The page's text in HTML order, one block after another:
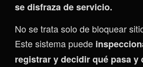
se disfraza de servicio.
No se trata solo de bloquear
Este sistema puede
registrar y decidir qué pasa y